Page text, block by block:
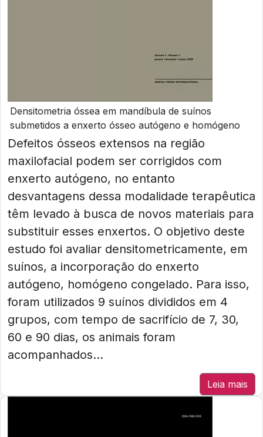
Densitometria óssea em mandíbula de suínos
submetidos a enxerto ósseo autógeno e homógeno
Defeitos ósseos extensos na região
maxilofacial podem ser corrigidos com
enxerto autógeno, no entanto
desvantagens dessa modalidade terapêutica
têm levado à busca de novos materiais para
substituir esses enxertos. O objetivo deste
estudo foi avaliar densitometricamente, em
suínos, a incorporação do enxerto
autógeno, homógeno congelado. Para isso,
foram utilizados 9 suínos divididos em 4
grupos, com tempo de sacrifício de 7, 30,
60 e 90 dias, os animais foram
acompanhados...
Leia mais